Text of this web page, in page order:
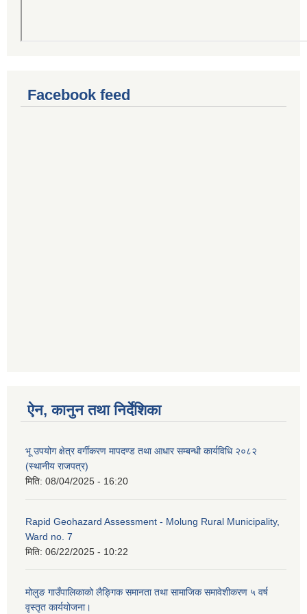
Facebook feed
ऐन, कानुन तथा निर्देशिका
भू उपयोग क्षेत्र वर्गीकरण मापदण्ड तथा आधार सम्बन्धी कार्यविधि २०८२
(स्थानीय राजपत्र)
मिति: 08/04/2025 - 16:20
Rapid Geohazard Assessment - Molung Rural Municipality,
Ward no. 7
मिति: 06/22/2025 - 10:22
मोलुङ गाउँपालिकाको लैङ्गिक समानता तथा सामाजिक समावेशीकरण ५ वर्ष
वृस्तृत कार्ययोजना।